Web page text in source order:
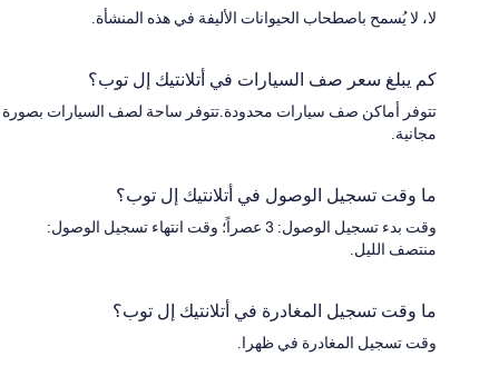
لا، لا يُسمح باصطحاب الحيوانات الأليفة في هذه المنشأة.
كم يبلغ سعر صف السيارات في أتلانتيك إل توب؟
تتوفر أماكن صف سيارات محدودة.تتوفر ساحة لصف السيارات بصورة
مجانية.
ما وقت تسجيل الوصول في أتلانتيك إل توب؟
وقت بدء تسجيل الوصول: 3 عصراً؛ وقت انتهاء تسجيل الوصول:
منتصف الليل.
ما وقت تسجيل المغادرة في أتلانتيك إل توب؟
وقت تسجيل المغادرة في ظهرا.